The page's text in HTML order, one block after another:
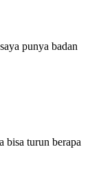
punya badan
turun berapa